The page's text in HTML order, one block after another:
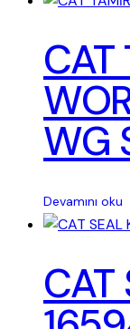
CAT
WG
Devamını oku
CAT